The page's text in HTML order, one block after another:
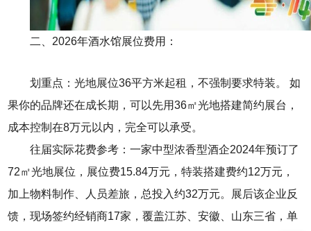
二、2026年酒水馆展位费用：
划重点：光地展位36平方米起租，不强制要求特装。 如
果你的品牌还在成长期，可以先用36㎡光地搭建简约展台，
成本控制在8万元以内，完全可以承受。
往届实际花费参考：一家中型浓香型酒企2024年预订了
72㎡光地展位，展位费15.84万元，特装搭建费约12万元，
加上物料制作、人员差旅，总投入约32万元。展后该企业反
馈，现场签约经销商17家，覆盖江苏、安徽、山东三省，单